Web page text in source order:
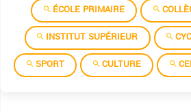
ÉCOLE PRIMAIRE
INSTITUT SUPÉRIEUR
SPORT
CULTURE